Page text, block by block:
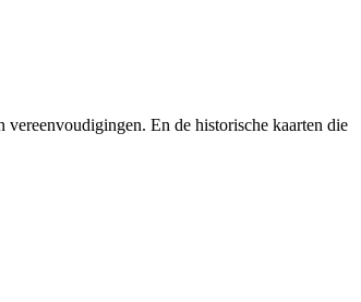
En de historische kaarten die